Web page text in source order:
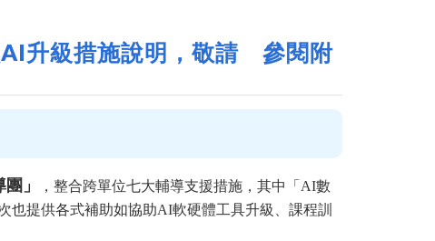
升級措施說明，敬請 參閱附
」
，整合跨單位七大輔導支援措施，其中「AI數
提供各式補助如協助AI軟硬體工具升級、課程訓